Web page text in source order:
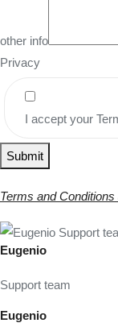
other info
Privacy
I accept your
Submit
Terms and
Eugenio
Support team
Eugenio